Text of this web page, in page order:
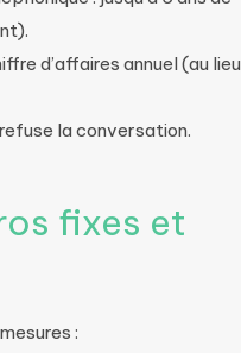
d’affaires annuel (au lieu
la conversation.
fixes et
: